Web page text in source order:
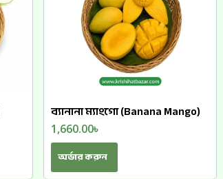
ব্যানানা ম্যাংগো (Banana Mango)
1,660.00৳
অর্ডার করুন